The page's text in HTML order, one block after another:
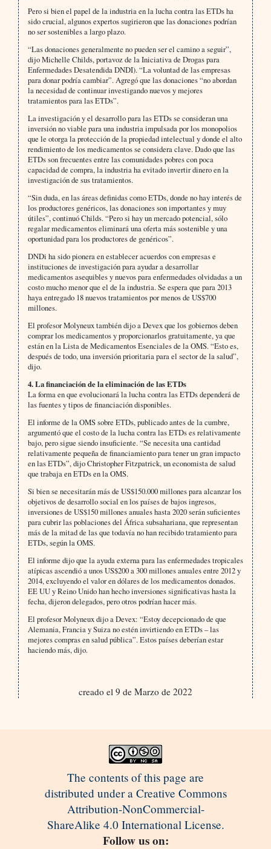
Pero si bien el papel de la industria en la lucha contra las ETDs ha
sido crucial, algunos expertos sugirieron que las donaciones podrían
no ser sostenibles a largo plazo.
“Las donaciones generalmente no pueden ser el camino a seguir”,
dijo Michelle Childs, portavoz de la Iniciativa de Drogas para
Enfermedades Desatendida DNDI). “La voluntad de las empresas
para donar podría cambiar”. Agregó que las donaciones “no abordan
la necesidad de continuar investigando nuevos y mejores
tratamientos para las ETDs”.
La investigación y el desarrollo para las ETDs se consideran una
inversión no viable para una industria impulsada por los monopolios
que le otorga la protección de la propiedad intelectual y donde el alto
rendimiento de los medicamentos se considera clave. Dado que las
ETDs son frecuentes entre las comunidades pobres con poca
capacidad de compra, la industria ha evitado invertir dinero en la
investigación de sus tratamientos.
“Sin duda, en las áreas definidas como ETDs, donde no hay interés de
los productores genéricos, las donaciones son importantes y muy
útiles”, continuó Childs. “Pero si hay un mercado potencial, sólo
regalar medicamentos eliminará una oferta más sostenible y una
oportunidad para los productores de genéricos”.
DNDi ha sido pionera en establecer acuerdos con empresas e
instituciones de investigación para ayudar a desarrollar
medicamentos asequibles y nuevos para enfermedades olvidadas a un
costo mucho menor que el de la industria. Se espera que para 2013
haya entregado 18 nuevos tratamientos por menos de US$700
millones.
El profesor Molyneux también dijo a Devex que los gobiernos deben
comprar los medicamentos y proporcionarlos gratuitamente, ya que
están en la Lista de Medicamentos Esenciales de la OMS. “Esto es,
después de todo, una inversión prioritaria para el sector de la salud”,
dijo.
4. La financiación de la eliminación de las ETDs
La forma en que evolucionará la lucha contra las ETDs dependerá de
las fuentes y tipos de financiación disponibles.
El informe de la OMS sobre ETDs, publicado antes de la cumbre,
argumentó que el costo de la lucha contra las ETDs es relativamente
bajo, pero sigue siendo insuficiente. “Se necesita una cantidad
relativamente pequeña de financiamiento para tener un gran impacto
en las ETDs”, dijo Christopher Fitzpatrick, un economista de salud
que trabaja en ETDs en la OMS.
Si bien se necesitarán más de US$150.000 millones para alcanzar los
objetivos de desarrollo social en los países de bajos ingresos,
inversiones de US$150 millones anuales hasta 2020 serán suficientes
para cubrir las poblaciones del África subsahariana, que representan
más de la mitad de las que todavía no han recibido tratamiento para
ETDs, según la OMS.
El informe dijo que la ayuda externa para las enfermedades tropicales
atípicas ascendió a unos US$200 a 300 millones anuales entre 2012 y
2014, excluyendo el valor en dólares de los medicamentos donados.
EE UU y Reino Unido han hecho inversiones significativas hasta la
fecha, dijeron delegados, pero otros podrían hacer más.
El profesor Molyneux dijo a Devex: “Estoy decepcionado de que
Alemania, Francia y Suiza no estén invirtiendo en ETDs – las
mejores compras en salud pública”. Estos países deberían estar
haciendo más, dijo.
creado el 9 de Marzo de 2022
The contents of this page are
distributed under a Creative Commons
Attribution-NonCommercial-
ShareAlike 4.0 International License.
Follow us on: